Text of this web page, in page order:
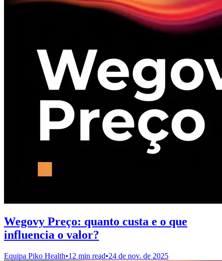
Wegovy Preço: quanto custa e o que
influencia o valor?
Equipa Piko Health•12 min read•24 de nov. de 2025